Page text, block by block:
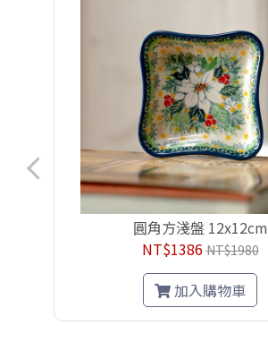
圓角方淺盤 12x12cm
NT$1386NT$1980
加入購物車